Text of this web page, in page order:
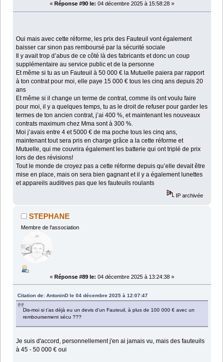
« Réponse #90 le: 04 décembre 2025 à 15:58:28 »
Oui mais avec cette réforme, les prix des Fauteuil vont également
baisser car sinon pas remboursé par la sécurité sociale
Il y avait trop d’abus de ce côté là des fabricants et donc un coup
supplémentaire au service public et de la personne
Et même si tu as un Fauteuil à 50 000 € la Mutuelle paiera par rapport
à ton contrat pour moi, elle paye 15 000 € tous les cinq ans depuis 20
ans
Et même si il change un terme de contrat, comme ils ont voulu faire
pour moi, il y a quelques temps, tu as le droit de refuser pour garder les
termes de ton ancien contrat, j’ai 400 %, et maintenant les nouveaux
contrats maximum chez Mma sont à 300 %.
Moi j’avais entre 4 et 5000 € de ma poche tous les cinq ans,
maintenant tout sera pris en charge grâce a la cette réforme et
Mutuelle, qui me couvrira également les batterie qui ont triplé de prix
lors de des révisions!
Tout le monde de croyez pas a cette réforme depuis qu’elle devait être
mise en place, mais on sera bien gagnant et il y a également lunettes
et appareils auditives pas que les fauteuils roulants
IP archivée
STEPHANE
Membre de l'association
« Réponse #89 le: 04 décembre 2025 à 13:24:38 »
Citation de: AntoninD le 04 décembre 2025 à 12:07:47
Dis-moi si t’as déjà eu un devis d’un Fauteuil, à plus de 100 000 € avec un
remboursement sécu ???
Je suis d'accord, personnellement j'en ai jamais vu, mais des fauteuils
à 45 - 50 000 € oui